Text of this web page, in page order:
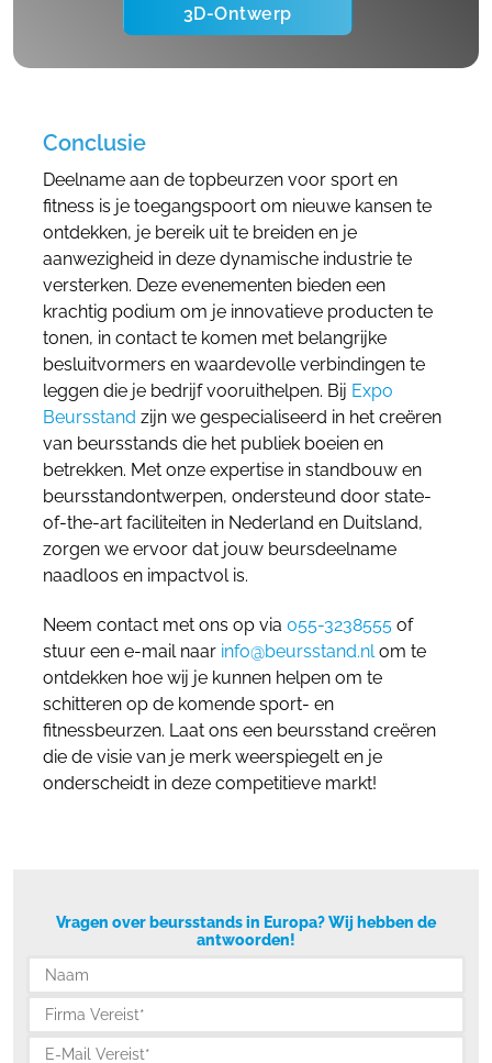
3D-Ontwerp
Conclusie
Deelname aan de topbeurzen voor sport en
fitness is je toegangspoort om nieuwe kansen te
ontdekken, je bereik uit te breiden en je
aanwezigheid in deze dynamische industrie te
versterken. Deze evenementen bieden een
krachtig podium om je innovatieve producten te
tonen, in contact te komen met belangrijke
besluitvormers en waardevolle verbindingen te
leggen die je bedrijf vooruithelpen. Bij Expo
Beursstand zijn we gespecialiseerd in het creëren
van beursstands die het publiek boeien en
betrekken. Met onze expertise in standbouw en
beursstandontwerpen, ondersteund door state-
of-the-art faciliteiten in Nederland en Duitsland,
zorgen we ervoor dat jouw beursdeelname
naadloos en impactvol is.
Neem contact met ons op via 055-3238555 of
stuur een e-mail naar info@beursstand.nl om te
ontdekken hoe wij je kunnen helpen om te
schitteren op de komende sport- en
fitnessbeurzen. Laat ons een beursstand creëren
die de visie van je merk weerspiegelt en je
onderscheidt in deze competitieve markt!
Vragen over beursstands in Europa? Wij hebben de
antwoorden!